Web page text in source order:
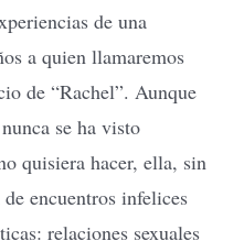
de una
a quien llamaremos
de “Rachel”. Aunque
se ha visto
quisiera hacer, ella, sin
encuentros infelices
relaciones sexuales